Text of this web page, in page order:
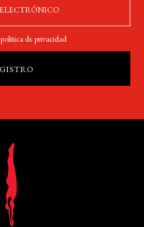
política de privacidad